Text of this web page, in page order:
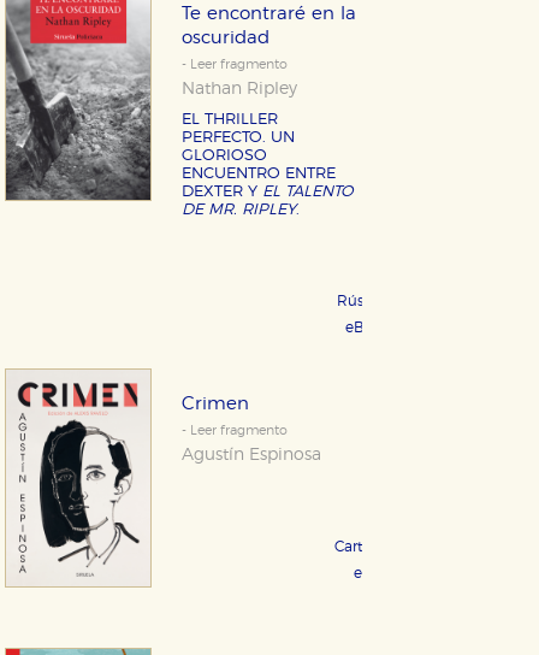
Te encontraré en la
oscuridad
- Leer fragmento
Nathan Ripley
EL THRILLER
PERFECTO. UN
GLORIOSO
ENCUENTRO ENTRE
DEXTER Y EL TALENTO
DE MR. RIPLEY.
Rústica 24,95 €
eBook 10,99 €
Crimen
- Leer fragmento
Agustín Espinosa
Cartoné 17,95 €
eBook 9,99 €